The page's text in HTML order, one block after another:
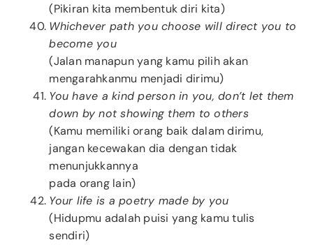
(Pikiran kita membentuk diri kita)
Whichever path you choose will direct you to
become you
(Jalan manapun yang kamu pilih akan
mengarahkanmu menjadi dirimu)
You have a kind person in you, don’t let them
down by not showing them to others
(Kamu memiliki orang baik dalam dirimu,
jangan kecewakan dia dengan tidak
menunjukkannya
pada orang lain)
Your life is a poetry made by you
(Hidupmu adalah puisi yang kamu tulis
sendiri)